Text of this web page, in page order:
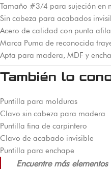
Tamaño #3/4 para sujeción en
Sin cabeza para acabados
Acero de calidad con punta
Marca Puma de reconocida
Apta para madera, MDF y
También lo
Puntilla para molduras
Clavo sin cabeza para madera
Puntilla fina de carpintero
Clavo de acabado invisible
Puntilla para enchape
Encuentre más